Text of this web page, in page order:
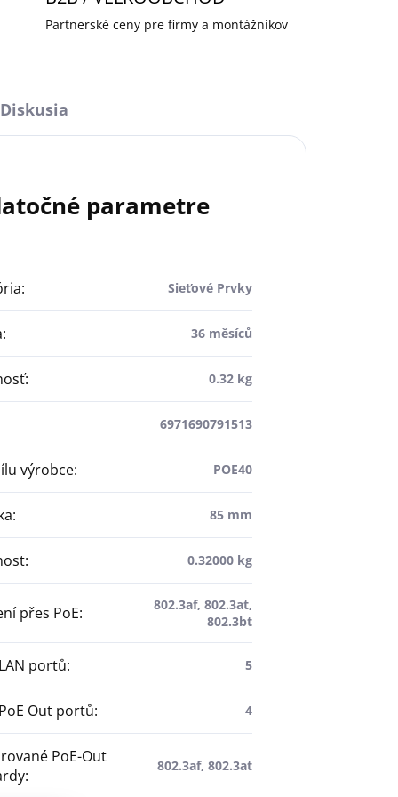
Partnerské ceny pre firmy a montážnikov
Diskusia
parametre
: Sieťové Prvky
: 36 měsíců
: 0.32 kg
6971690791513
výrobce: POE40
: 85 mm
: 0.32000 kg
přes PoE:
802.3af, 802.3at,
802.3bt
portů: 5
Out portů: 4
PoE-Out
:
802.3af, 802.3at